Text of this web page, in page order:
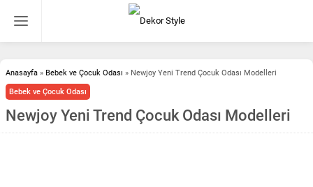
Anasayfa » Bebek ve Çocuk Odası » Newjoy Yeni Trend Çocuk Odası Modelleri
Bebek ve Çocuk Odası
Newjoy Yeni Trend Çocuk Odası Modelleri